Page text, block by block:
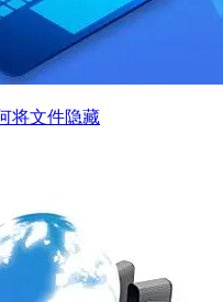
将文件隐藏